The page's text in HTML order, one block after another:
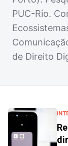
PUC-Rio.
de Direito